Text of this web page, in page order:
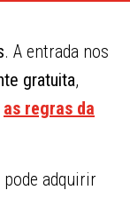
. A entrada nos
gratuita,
as regras da
adquirir